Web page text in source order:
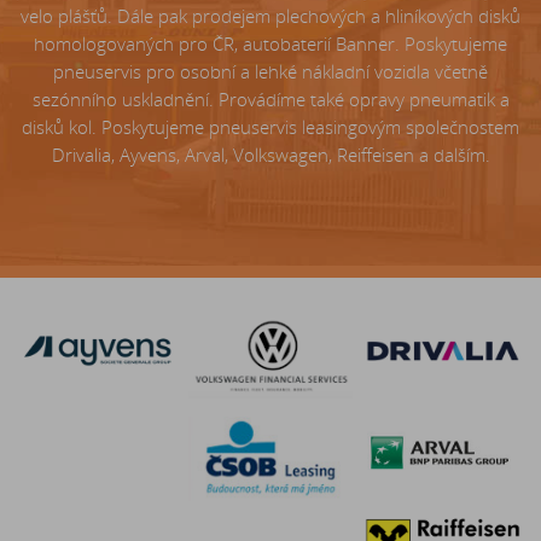
velo plášťů. Dále pak prodejem plechových a hliníkových disků
homologovaných pro ČR, autobaterií Banner. Poskytujeme
pneuservis pro osobní a lehké nákladní vozidla včetně
sezónního uskladnění. Provádíme také opravy pneumatik a
disků kol. Poskytujeme pneuservis leasingovým společnostem
Drivalia, Ayvens, Arval, Volkswagen, Reiffeisen a dalším.